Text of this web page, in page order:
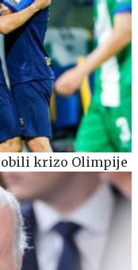
krizo Olimpije